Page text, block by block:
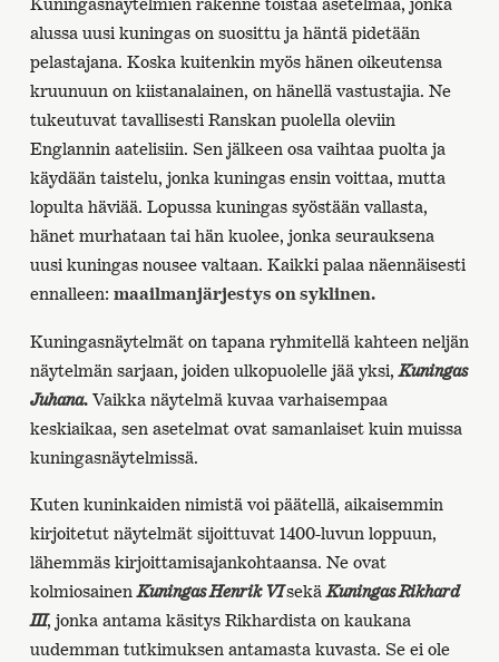
alussa uusi kuningas on suosittu ja häntä pidetään
pelastajana. Koska kuitenkin myös hänen oikeutensa
kruunuun on kiistanalainen, on hänellä vastustajia. Ne
tukeutuvat tavallisesti Ranskan puolella oleviin
Englannin aatelisiin. Sen jälkeen osa vaihtaa puolta ja
käydään taistelu, jonka kuningas ensin voittaa, mutta
lopulta häviää. Lopussa kuningas syöstään vallasta,
hänet murhataan tai hän kuolee, jonka seurauksena
uusi kuningas nousee valtaan. Kaikki palaa näennäisesti
ennalleen: maailmanjärjestys on syklinen.
Kuningasnäytelmät on tapana ryhmitellä kahteen neljän
näytelmän sarjaan, joiden ulkopuolelle jää yksi, Kuningas
Juhana.Vaikka näytelmä kuvaa varhaisempaa
keskiaikaa, sen asetelmat ovat samanlaiset kuin muissa
kuningasnäytelmissä.
Kuten kuninkaiden nimistä voi päätellä, aikaisemmin
kirjoitetut näytelmät sijoittuvat 1400-luvun loppuun,
lähemmäs kirjoittamisajankohtaansa. Ne ovat
kolmiosainenKuningas Henrik VIsekäKuningas Rikhard
III, jonka antama käsitys Rikhardista on kaukana
uudemman tutkimuksen antamasta kuvasta. Se ei ole